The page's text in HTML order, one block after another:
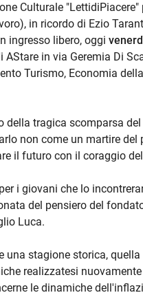
Culturale "LettidiPiacere"
in ricordo di Ezio
ingresso libero, oggi
in via Geremia Di
Turismo, Economia
della tragica scomparsa
non come un martire del
il futuro con il coraggio
i giovani che lo
del pensiero del
Luca.
stagione storica,
realizzatesi
le dinamiche